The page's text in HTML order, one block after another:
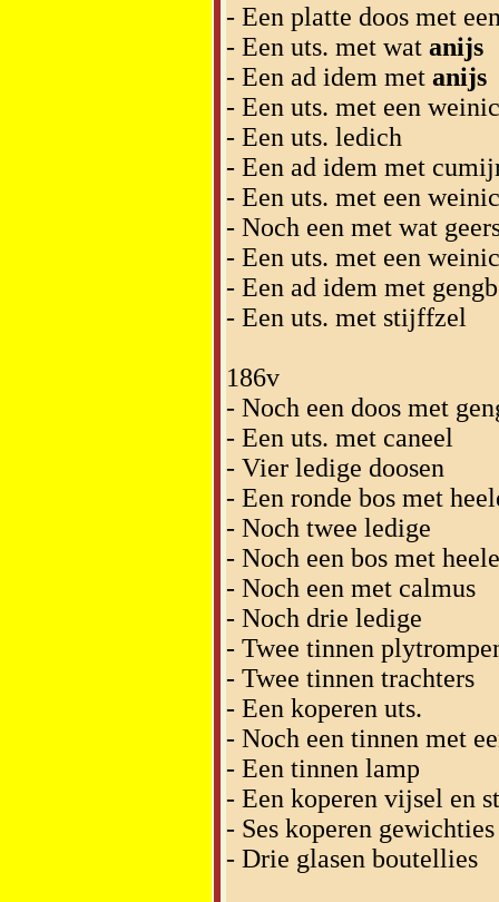
- Een platte doos met
- Een uts. met wat anijs
- Een ad idem met anijs
- Een uts. met een
- Een uts. ledich
- Een ad idem met
- Een uts. met een
- Noch een met wat
- Een uts. met een
- Een ad idem met
- Een uts. met stijffzel
186v
- Noch een doos met
- Een uts. met caneel
- Vier ledige doosen
- Een ronde bos met
- Noch twee ledige
- Noch een bos met
- Noch een met calmus
- Noch drie ledige
- Twee tinnen
- Twee tinnen trachters
- Een koperen uts.
- Noch een tinnen met
- Een tinnen lamp
- Een koperen vijsel en
- Ses koperen gewichties
- Drie glasen boutellies